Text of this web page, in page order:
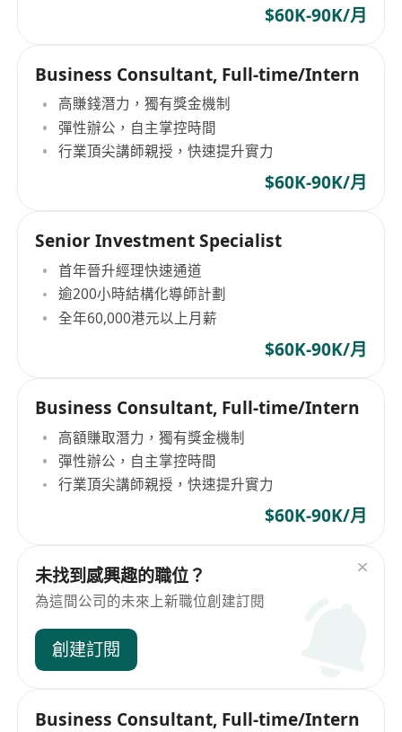
$60K-90K/月
Business Consultant, Full-time/Intern
高賺錢潛力，獨有獎金機制
彈性辦公，自主掌控時間
行業頂尖講師親授，快速提升實力
$60K-90K/月
Senior Investment Specialist
首年晉升經理快速通道
逾200小時結構化導師計劃
全年60,000港元以上月薪
$60K-90K/月
Business Consultant, Full-time/Intern
高額賺取潛力，獨有獎金機制
彈性辦公，自主掌控時間
行業頂尖講師親授，快速提升實力
$60K-90K/月
未找到感興趣的職位？
為這間公司的未來上新職位創建訂閱
創建訂閱
Business Consultant, Full-time/Intern